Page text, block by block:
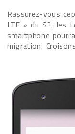
Rassurez-vous
LTE » du S3, les
smartphone
migration.